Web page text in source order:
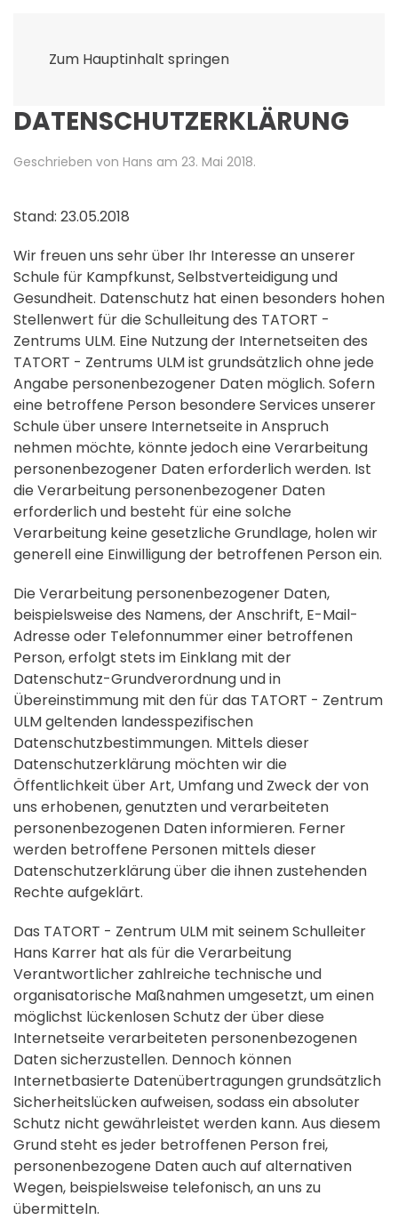
Zum Hauptinhalt springen
DATENSCHUTZERKLÄRUNG
Geschrieben von Hans am 23. Mai 2018.
Stand: 23.05.2018
Wir freuen uns sehr über Ihr Interesse an unserer
Schule für Kampfkunst, Selbstverteidigung und
Gesundheit. Datenschutz hat einen besonders hohen
Stellenwert für die Schulleitung des TATORT -
Zentrums ULM. Eine Nutzung der Internetseiten des
TATORT - Zentrums ULM ist grundsätzlich ohne jede
Angabe personenbezogener Daten möglich. Sofern
eine betroffene Person besondere Services unserer
Schule über unsere Internetseite in Anspruch
nehmen möchte, könnte jedoch eine Verarbeitung
personenbezogener Daten erforderlich werden. Ist
die Verarbeitung personenbezogener Daten
erforderlich und besteht für eine solche
Verarbeitung keine gesetzliche Grundlage, holen wir
generell eine Einwilligung der betroffenen Person ein.
Die Verarbeitung personenbezogener Daten,
beispielsweise des Namens, der Anschrift, E-Mail-
Adresse oder Telefonnummer einer betroffenen
Person, erfolgt stets im Einklang mit der
Datenschutz-Grundverordnung und in
Übereinstimmung mit den für das TATORT - Zentrum
ULM geltenden landesspezifischen
Datenschutzbestimmungen. Mittels dieser
Datenschutzerklärung möchten wir die
Öffentlichkeit über Art, Umfang und Zweck der von
uns erhobenen, genutzten und verarbeiteten
personenbezogenen Daten informieren. Ferner
werden betroffene Personen mittels dieser
Datenschutzerklärung über die ihnen zustehenden
Rechte aufgeklärt.
Das TATORT - Zentrum ULM mit seinem Schulleiter
Hans Karrer hat als für die Verarbeitung
Verantwortlicher zahlreiche technische und
organisatorische Maßnahmen umgesetzt, um einen
möglichst lückenlosen Schutz der über diese
Internetseite verarbeiteten personenbezogenen
Daten sicherzustellen. Dennoch können
Internetbasierte Datenübertragungen grundsätzlich
Sicherheitslücken aufweisen, sodass ein absoluter
Schutz nicht gewährleistet werden kann. Aus diesem
Grund steht es jeder betroffenen Person frei,
personenbezogene Daten auch auf alternativen
Wegen, beispielsweise telefonisch, an uns zu
übermitteln.